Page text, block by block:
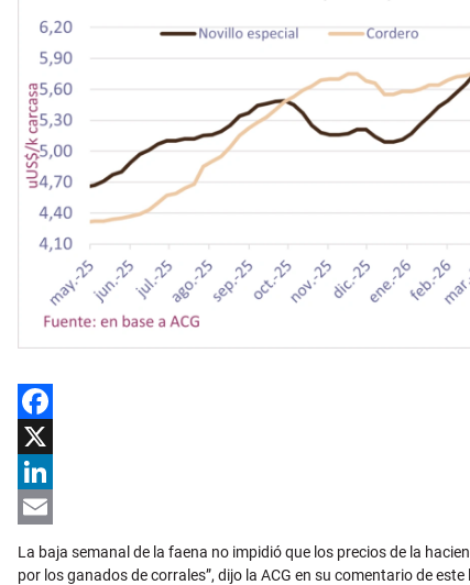
Facebook
X
LinkedIn
Email
La baja semanal de la faena no impidió que los precios de la
por los ganados de corrales”, dijo la ACG en su comentario de este